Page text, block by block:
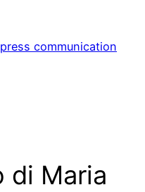
communication
di Maria